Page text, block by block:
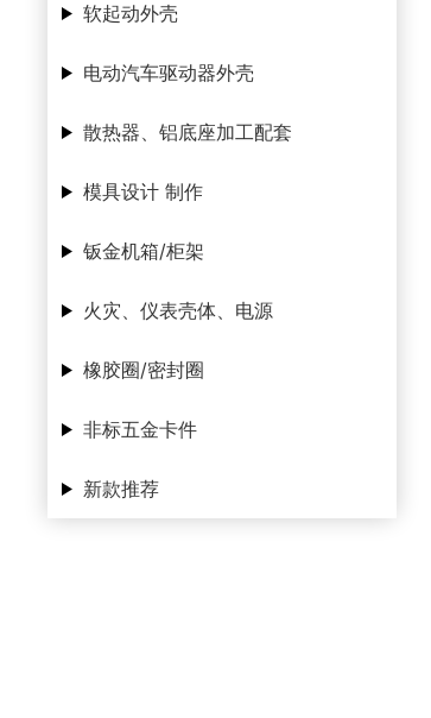
软起动外壳
电动汽车驱动器外壳
散热器、铝底座加工配套
模具设计 制作
钣金机箱/柜架
火灾、仪表壳体、电源
橡胶圈/密封圈
非标五金卡件
新款推荐